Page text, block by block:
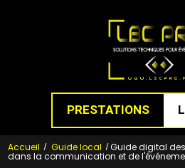
PRESTATIONS
Accueil Guide local Guide digital
dans la communication et de